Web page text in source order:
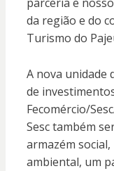
da região e do
Turismo do
A nova unidade
de
Fecomércio/
Sesc também
armazém
ambiental, um